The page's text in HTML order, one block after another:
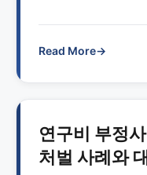
Read More→
연구비 부정
처벌 사례와